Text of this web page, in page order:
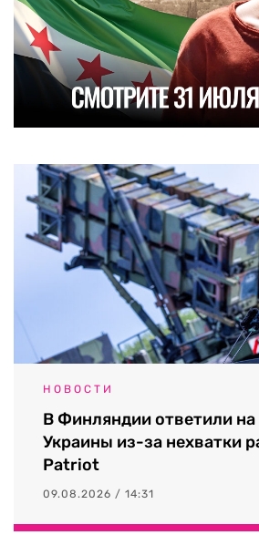
НОВОСТИ
В Финляндии ответили
Украины из-за нехватки
Patriot
09.08.2026 / 14:31